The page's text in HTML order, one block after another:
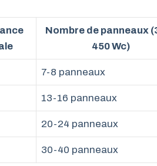
Nombre de panneaux
450 Wc)
7-8 panneaux
13-16 panneaux
20-24 panneaux
30-40 panneaux